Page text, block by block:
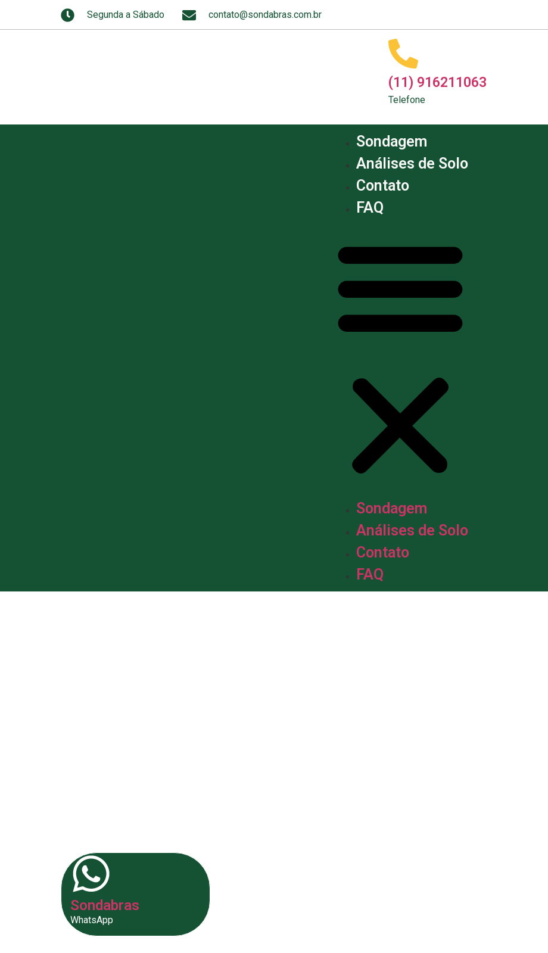
Segunda a Sábado contato@sondabras.com.br
(11) 916211063
Telefone
Sondagem
Análises de Solo
Contato
FAQ
Sondagem
Análises de Solo
Contato
FAQ
Sondabras
WhatsApp